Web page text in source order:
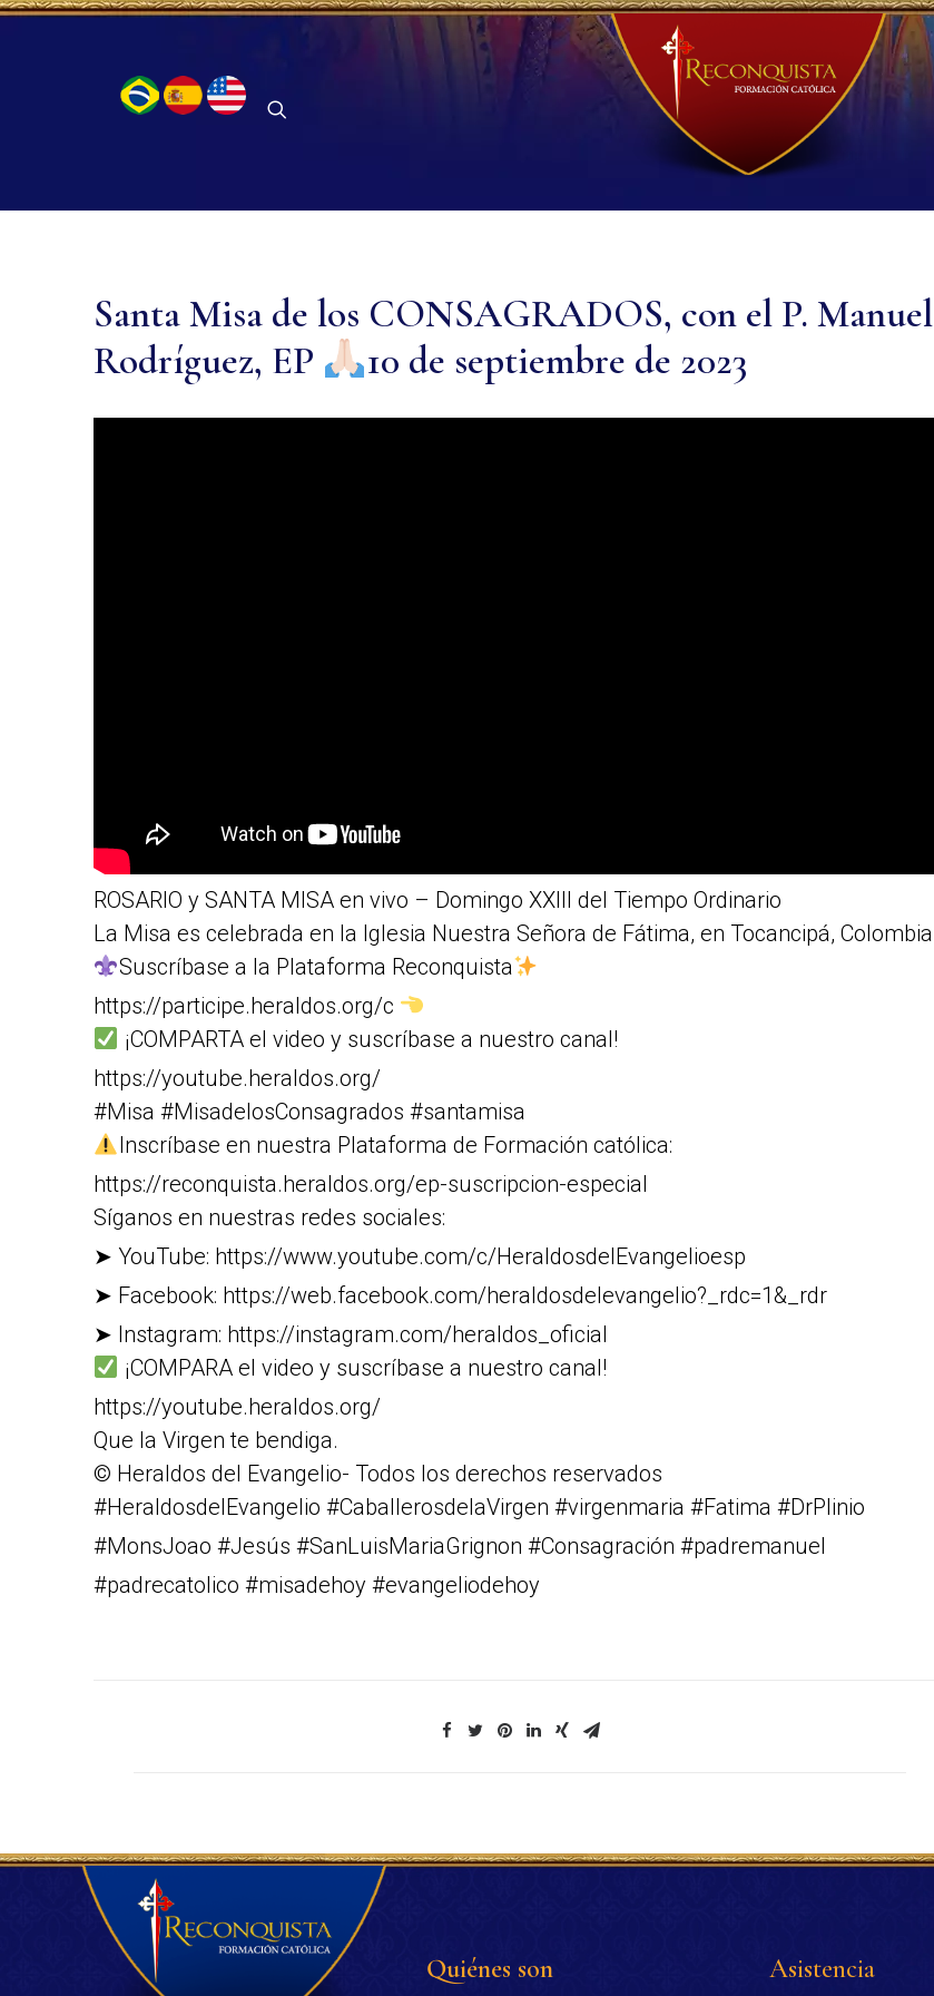
Santa Misa de los CONSAGRADOS, con el P. Manuel
Rodríguez, EP
10 de septiembre de 2023
ROSARIO y SANTA MISA en vivo – Domingo XXIII del Tiempo Ordinario
La Misa es celebrada en la Iglesia Nuestra Señora de Fátima, en Tocancipá, Colombia
Suscríbase a la Plataforma Reconquista
https://participe.heraldos.org/c
¡COMPARTA el video y suscríbase a nuestro canal!
https://youtube.heraldos.org/
#Misa #MisadelosConsagrados #santamisa
Inscríbase en nuestra Plataforma de Formación católica:
https://reconquista.heraldos.org/ep-suscripcion-especial
Síganos en nuestras redes sociales:
➤ YouTube: https://www.youtube.com/c/HeraldosdelEvangelioesp
➤ Facebook: https://web.facebook.com/heraldosdelevangelio?_rdc=1&_rdr
➤ Instagram: https://instagram.com/heraldos_oficial
¡COMPARA el video y suscríbase a nuestro canal!
https://youtube.heraldos.org/
Que la Virgen te bendiga.
© Heraldos del Evangelio- Todos los derechos reservados
#HeraldosdelEvangelio #CaballerosdelaVirgen #virgenmaria #Fatima #DrPlinio
#MonsJoao #Jesús #SanLuisMariaGrignon #Consagración #padremanuel
#padrecatolico #misadehoy #evangeliodehoy
Quiénes son Asistencia